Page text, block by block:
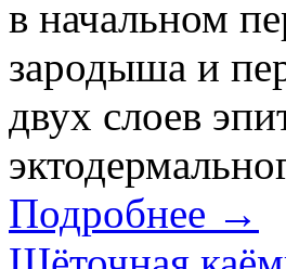
в начальном
зародыша и
двух слоев
Подробнее →